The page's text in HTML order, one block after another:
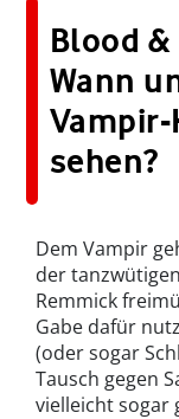
Blood
Wann
sehen?
Dem Vampir
der
Remmick
Gabe dafür
(oder sogar
Tausch gegen
vielleicht sogar